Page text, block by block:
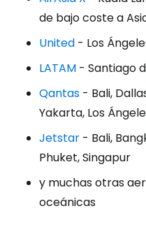
de bajo coste a
United - Los
LATAM - Santiago
Qantas - Bali,
Yakarta, Los
Jetstar - Bali,
Phuket, Singapur
y muchas otras
oceánicas